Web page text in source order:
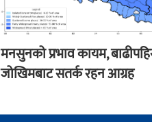
मनसुनको प्रभाव कायम,
जोखिमबाट सतर्क रहन आग्रह